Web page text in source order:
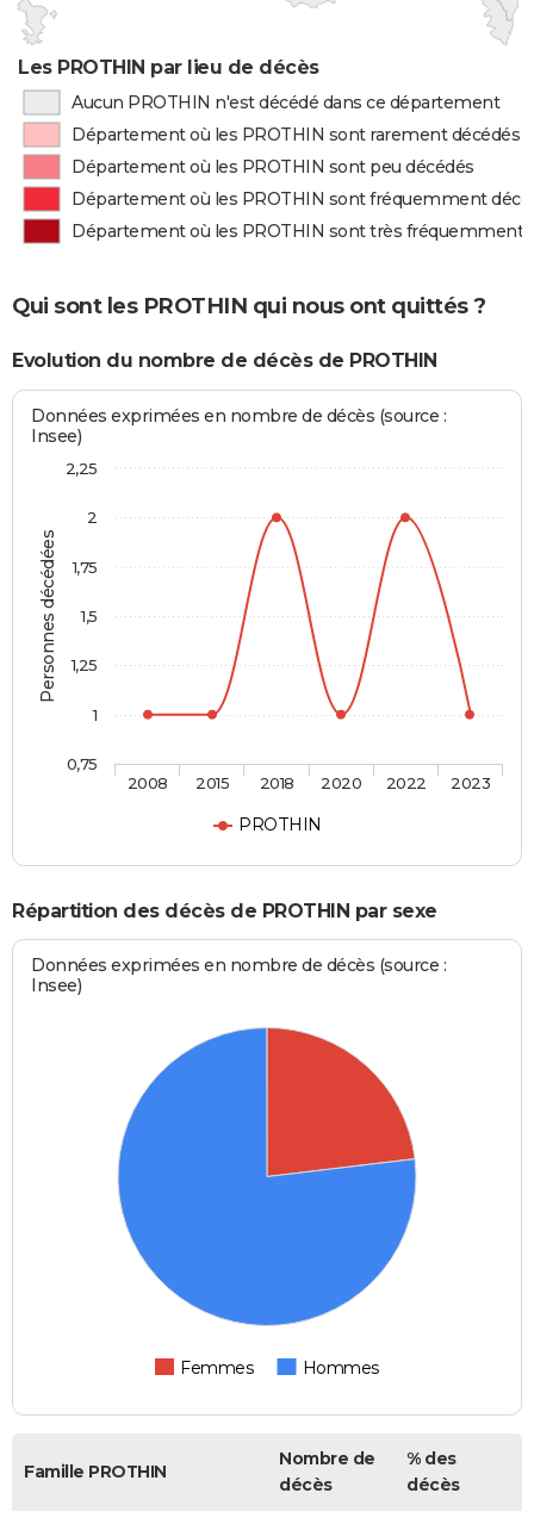
Les PROTHIN par lieu de décès
Aucun PROTHIN n'est décédé dans ce département
Département où les PROTHIN sont rarement décédés
Département où les PROTHIN sont peu décédés
Département où les PROTHIN sont fréquemment
Département où les PROTHIN sont très fréquemment
Qui sont les PROTHIN qui nous ont quittés ?
Evolution du nombre de décès de PROTHIN
Personnes décédées
Données exprimées en nombre de décès (source :
Insee)
PROTHIN
2008 2015 2018 2020 2022 2023
0,75
1
1,25
1,5
1,75
2
2,25
Répartition des décès de PROTHIN par sexe
Données exprimées en nombre de décès (source :
Insee)
Femmes Hommes
Famille PROTHIN
Nombre de
décès
% des
décès